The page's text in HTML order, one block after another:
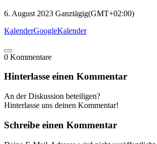
6. August 2023 Ganztägig(GMT+02:00)
KalenderGoogleKalender
0 Kommentare
Hinterlasse einen Kommentar
An der Diskussion beteiligen?
Hinterlasse uns deinen Kommentar!
Schreibe einen Kommentar